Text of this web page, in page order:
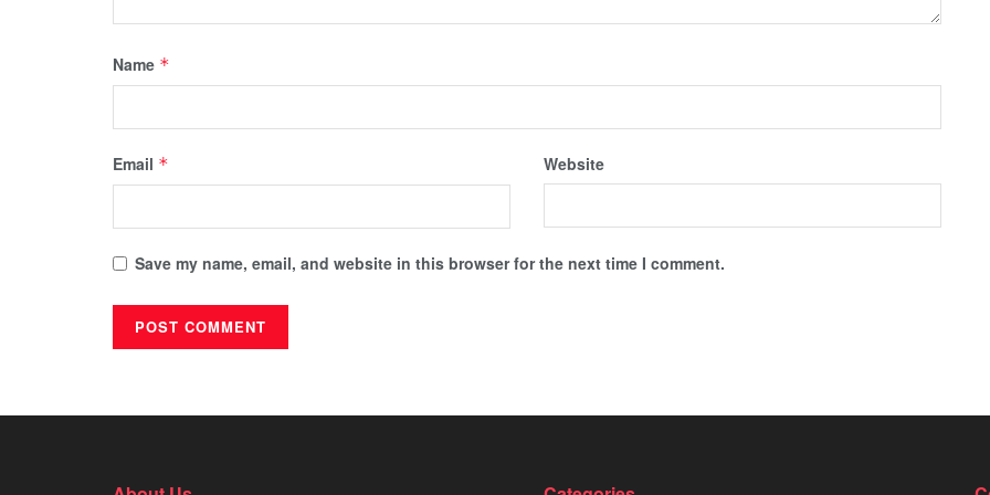
Name *
Email * Website
Save my name, email, and website in this browser for the next time I comment.